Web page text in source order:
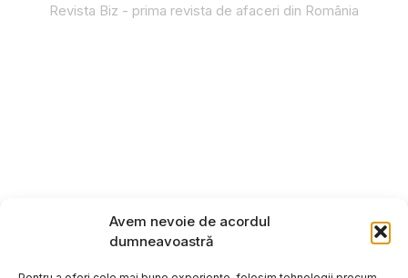
Avem nevoie de acordul
dumneavoastră
Revista Biz - prima revista de afaceri din România